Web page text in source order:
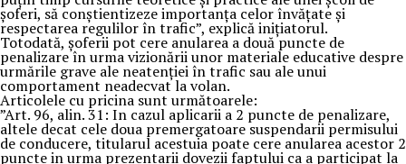
şoferi, să conştientizeze importanţa celor învăţate şi
respectarea regulilor în trafic”, explică iniţiatorul.
Totodată, şoferii pot cere anularea a două puncte de
penalizare în urma vizionării unor materiale educative despre
urmările grave ale neatenţiei în trafic sau ale unui
comportament neadecvat la volan.
Articolele cu pricina sunt următoarele:
”Art. 96, alin. 31: In cazul aplicarii a 2 puncte de penalizare,
altele decat cele doua premergatoare suspendarii permisului
de conducere, titularul acestuia poate cere anularea acestor 2
puncte in urma prezentarii dovezii faptului ca a participat la